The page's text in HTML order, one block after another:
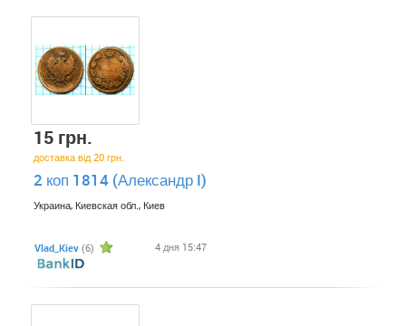
15 грн.
доставка від 20 грн.
2 коп 1814 (Александр I)
Украина, Киевская обл., Киев
Vlad_Kiev (6) 4 дня 15:47